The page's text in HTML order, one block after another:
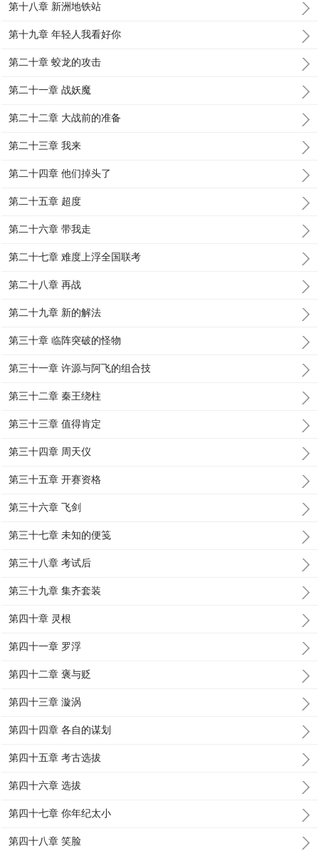
第十八章 新洲地铁站
第十九章 年轻人我看好你
第二十章 蛟龙的攻击
第二十一章 战妖魔
第二十二章 大战前的准备
第二十三章 我来
第二十四章 他们掉头了
第二十五章 超度
第二十六章 带我走
第二十七章 难度上浮全国联考
第二十八章 再战
第二十九章 新的解法
第三十章 临阵突破的怪物
第三十一章 许源与阿飞的组合技
第三十二章 秦王绕柱
第三十三章 值得肯定
第三十四章 周天仪
第三十五章 开赛资格
第三十六章 飞剑
第三十七章 未知的便笺
第三十八章 考试后
第三十九章 集齐套装
第四十章 灵根
第四十一章 罗浮
第四十二章 褒与贬
第四十三章 漩涡
第四十四章 各自的谋划
第四十五章 考古选拔
第四十六章 选拔
第四十七章 你年纪太小
第四十八章 笑脸